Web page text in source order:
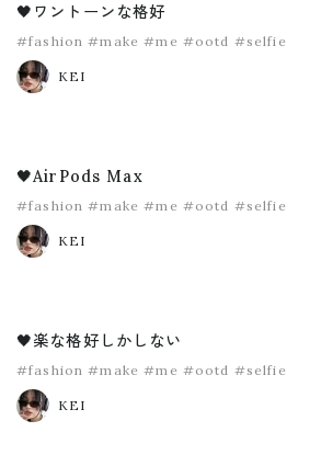
🖤ワントーンな格好
#fashion #make #me #ootd #selfie
KEI
🖤AirPods Max
#fashion #make #me #ootd #selfie
KEI
🖤楽な格好しかしない
#fashion #make #me #ootd #selfie
KEI